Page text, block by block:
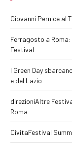
Giovanni Pernice al
Ferragosto a Roma:
Festival
I Green Day
e del Lazio
direzioniAltre
Roma
CivitaFestival